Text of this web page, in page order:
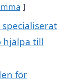
hjälpa till
för